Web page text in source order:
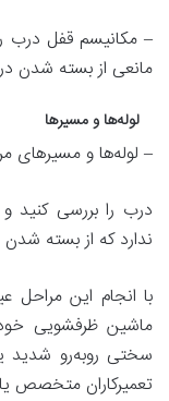
– مکانیسم قفل درب
مانعی از بسته شدن
لوله‌ها و مسیرها
– لوله‌ها و مسیرهای
درب را بررسی کنید
ندارد که از بسته
با انجام این
ماشین ظرفشویی خود
سختی روبه‌رو شدید
تعمیرکاران متخصص یا